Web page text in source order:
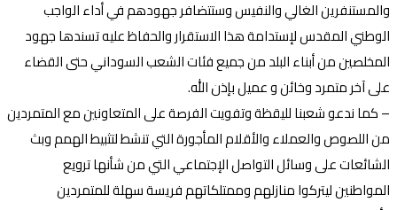
والمستنفرين الغالي والنفيس وستتضافر جهودهم في أداء الواجب
الوطني المقدس لإستدامة هذا الاستقرار والحفاظ عليه تسندها جهود
المخلصين من أبناء البلد من جميع فئات الشعب السوداني حتى القضاء
على آخر متمرد وخائن و عميل بإذن الله.
– كما ندعو شعبنا لليقظة وتفويت الفرصة على المتعاونين مع المتمردين
من اللصوص والعملاء والأقلام المأجورة التي تنشط لتثبيط الهمم وبث
الشائعات على وسائل التواصل الإجتماعي التي من شأنها ترويع
المواطنين ليتركوا منازلهم وممتلكاتهم فريسة سهلة للمتمردين